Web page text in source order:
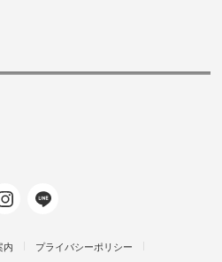
内 プライバシーポリシー